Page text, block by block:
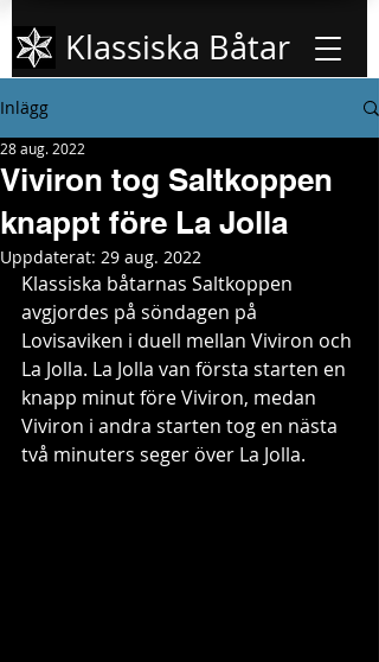
Klassiska Båtar
Inlägg
Viviron tog Saltkoppen
knappt före La Jolla
28 aug. 2022
Uppdaterat: 29 aug. 2022
Klassiska båtarnas Saltkoppen
avgjordes på söndagen på
Lovisaviken i duell mellan Viviron och
La Jolla. La Jolla van första starten en
knapp minut före Viviron, medan
Viviron i andra starten tog en nästa
två minuters seger över La Jolla.